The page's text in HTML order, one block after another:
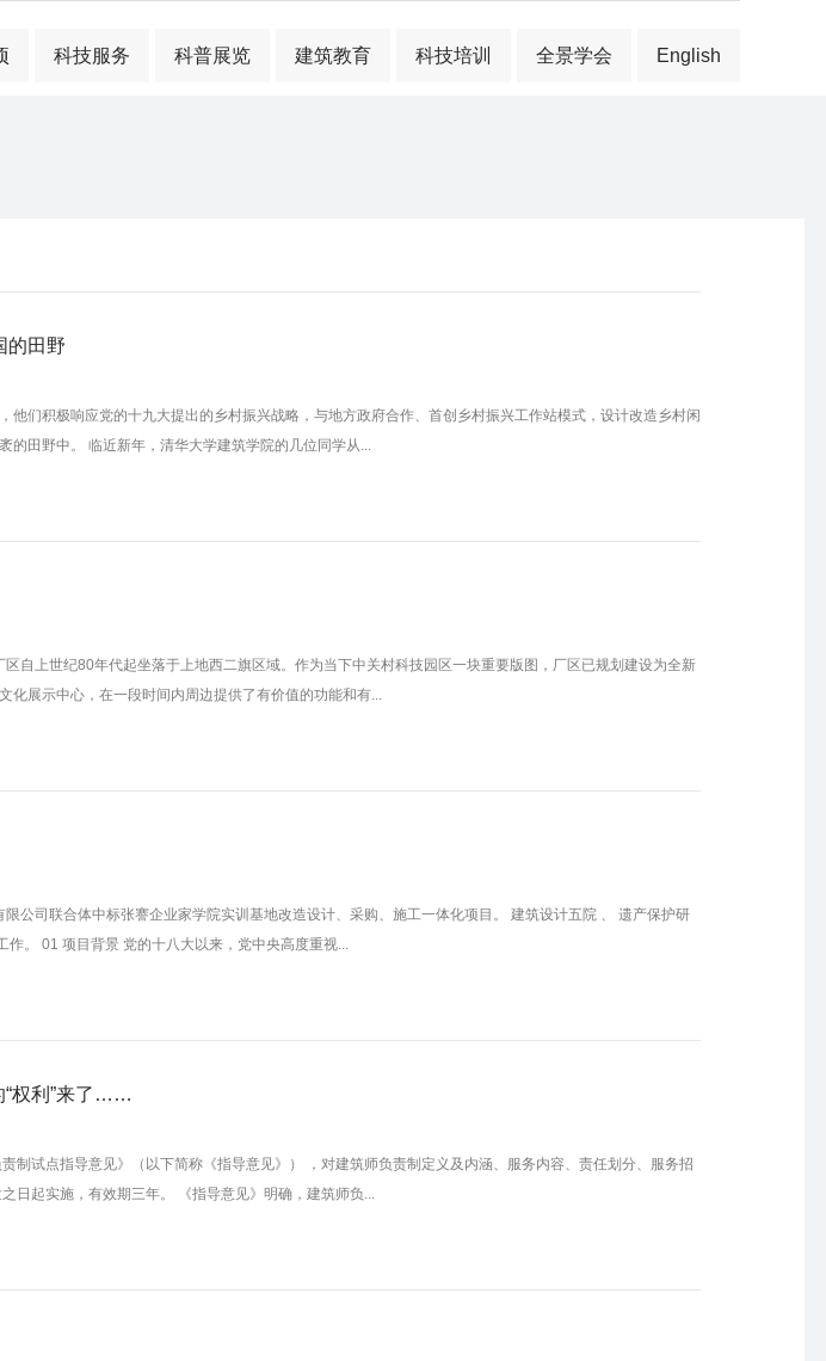
科技服务 科普展览 建筑教育 科技培训 全景学会 English
的田野
他们积极响应党的十九大提出的乡村振兴战略，与地方政府合作、首创乡村振兴工作站模式，设计改造乡村闲
的田野中。 临近新年，清华大学建筑学院的几位同学从...
自上世纪80年代起坐落于上地西二旗区域。作为当下中关村科技园区一块重要版图，厂区已规划建设为全新
化展示中心，在一段时间内周边提供了有价值的功能和有...
公司联合体中标张謇企业家学院实训基地改造设计、采购、施工一体化项目。 建筑设计五院 、 遗产保护研
。 01 项目背景 党的十八大以来，党中央高度重视...
“权利”来了……
制试点指导意见》（以下简称《指导意见》） ，对建筑师负责制定义及内涵、服务内容、责任划分、服务招
日起实施，有效期三年。 《指导意见》明确，建筑师负...